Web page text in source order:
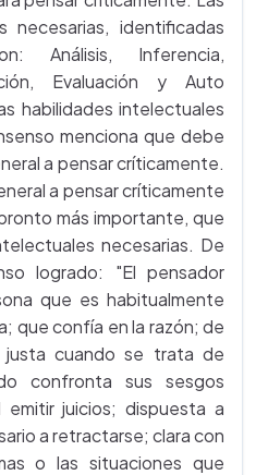
necesarias, identificadas
Análisis, Inferencia,
Evaluación y Auto
habilidades intelectuales
menciona que debe
a pensar críticamente.
a pensar críticamente
más importante, que
necesarias. De
logrado: "El pensador
que es habitualmente
que confía en la razón; de
cuando se trata de
confronta sus sesgos
juicios; dispuesta a
a retractarse; clara con
o las situaciones que